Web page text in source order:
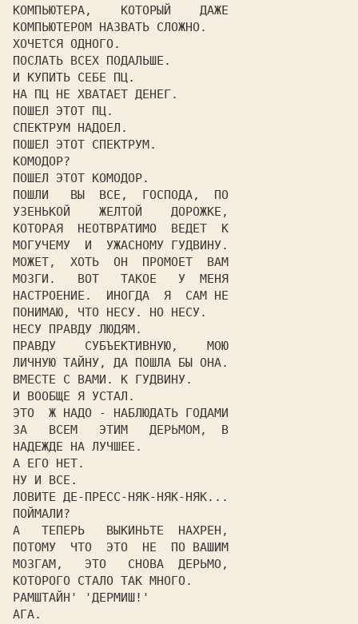
КОМПЬЮТЕРА,    КОТОРЫЙ    ДАЖЕ
КОМПЬЮТЕРОМ НАЗВАТЬ СЛОЖНО.
ХОЧЕТСЯ ОДНОГО.
ПОСЛАТЬ ВСЕХ ПОДАЛЬШЕ.
И КУПИТЬ СЕБЕ ПЦ.
НА ПЦ НЕ ХВАТАЕТ ДЕНЕГ.
ПОШЕЛ ЭТОТ ПЦ.
СПЕКТРУМ НАДОЕЛ.
ПОШЕЛ ЭТОТ СПЕКТРУМ.
КОМОДОР?
ПОШЕЛ ЭТОТ КОМОДОР.
ПОШЛИ   ВЫ  ВСЕ,  ГОСПОДА,  ПО
УЗЕНЬКОЙ    ЖЕЛТОЙ    ДОРОЖКЕ,
КОТОРАЯ  НЕОТВРАТИМО  ВЕДЕТ  К
МОГУЧЕМУ  И  УЖАСНОМУ ГУДВИНУ.
МОЖЕТ,  ХОТЬ  ОН  ПРОМОЕТ  ВАМ
МОЗГИ.   ВОТ   ТАКОЕ   У  МЕНЯ
НАСТРОЕНИЕ.  ИНОГДА  Я  САМ НЕ
ПОНИМАЮ, ЧТО НЕСУ. НО НЕСУ.
НЕСУ ПРАВДУ ЛЮДЯМ.
ПРАВДУ    СУБЪЕКТИВНУЮ,    МОЮ
ЛИЧНУЮ ТАЙНУ, ДА ПОШЛА БЫ ОНА.
ВМЕСТЕ С ВАМИ. К ГУДВИНУ.
И ВООБЩЕ Я УСТАЛ.
ЭТО  Ж НАДО - НАБЛЮДАТЬ ГОДАМИ
ЗА   ВСЕМ   ЭТИМ   ДЕРЬМОМ,  В
НАДЕЖДЕ НА ЛУЧШЕЕ.
А ЕГО НЕТ.
НУ И ВСЕ.
ЛОВИТЕ ДЕ-ПРЕСС-НЯК-НЯК-НЯК...
ПОЙМАЛИ?
А   ТЕПЕРЬ   ВЫКИНЬТЕ  НАХРЕН,
ПОТОМУ  ЧТО  ЭТО  НЕ  ПО ВАШИМ
МОЗГАМ,   ЭТО   СНОВА  ДЕРЬМО,
КОТОРОГО СТАЛО ТАК МНОГО.
РАМШТАЙН' 'ДЕРМИШ!'
АГА.